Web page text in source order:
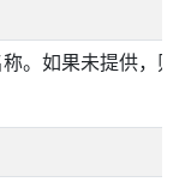
。如果未提供，则